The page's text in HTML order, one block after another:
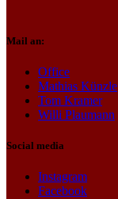
Mail an:
Office
Mathias Künzle
Tom Kramer
Willi Plaumann
Social media
Instagram
Facebook